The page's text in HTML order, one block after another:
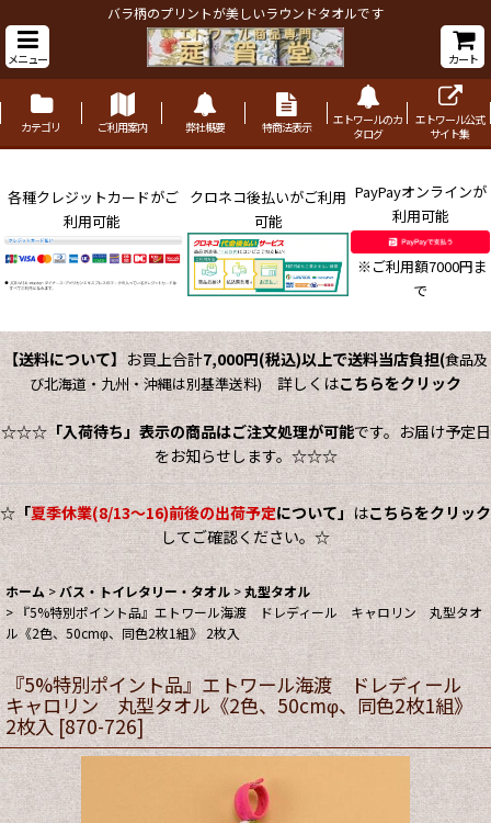
バラ柄のプリントが美しいラウンドタオルです
メニュー カート
カテゴリ ご利用案内 弊社概要 特商法表示
エトワールのカ
タログ
エトワール公式
サイト集
各種クレジットカードがご
利用可能
クロネコ後払いがご利用
可能
PayPayオンラインが
利用可能
※ご利用額7000円ま
で
【送料について】 お買上合計7,000円(税込)以上で送料当店負担(食品及
び北海道・九州・沖縄は別基準送料)詳しくはこちらをクリック
☆☆☆「入荷待ち」表示の商品はご注文処理が可能です。お届け予定日
をお知らせします。☆☆☆
☆「夏季休業(8/13～16)前後の出荷予定について」はこちらをクリック
してご確認ください。☆
ホーム > バス・トイレタリー・タオル >丸型タオル
> 『5%特別ポイント品』エトワール海渡 ドレディール キャロリン 丸型タオ
ル《2色、50cmφ、同色2枚1組》 2枚入
『5%特別ポイント品』エトワール海渡 ドレディール
キャロリン 丸型タオル《2色、50cmφ、同色2枚1組》
2枚入[870-726]